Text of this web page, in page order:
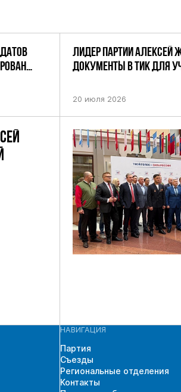
ЛИДЕР ПАРТИИ АЛЕКСЕЙ
ДОКУМЕНТЫ В ТИК ДЛЯ
ПО НЕФТЕКАМСКОМУ
20 июля 2026
НАВИГАЦИЯ
Партия
Съезды
Региональные отделения
Контакты